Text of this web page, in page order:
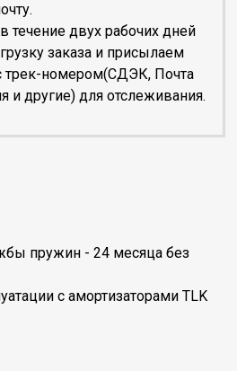
течение двух рабочих дней
заказа и присылаем
трек-номером(СДЭК, Почта
и другие) для отслеживания.
пружин - 24 месяца без
с амортизаторами TLK